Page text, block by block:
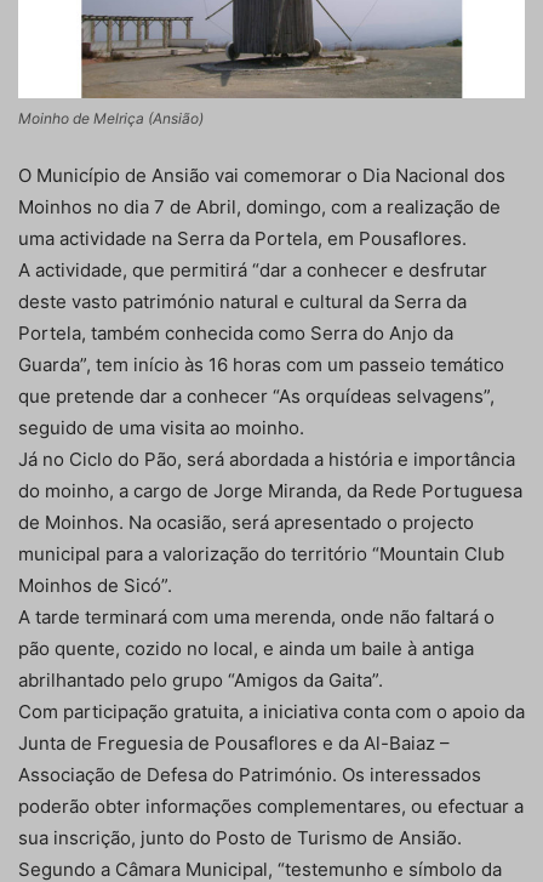
Moinho de Melriça (Ansião)
O Município de Ansião vai comemorar o Dia Nacional dos
Moinhos no dia 7 de Abril, domingo, com a realização de
uma actividade na Serra da Portela, em Pousaflores.
A actividade, que permitirá “dar a conhecer e desfrutar
deste vasto património natural e cultural da Serra da
Portela, também conhecida como Serra do Anjo da
Guarda”, tem início às 16 horas com um passeio temático
que pretende dar a conhecer “As orquídeas selvagens”,
seguido de uma visita ao moinho.
Já no Ciclo do Pão, será abordada a história e importância
do moinho, a cargo de Jorge Miranda, da Rede Portuguesa
de Moinhos. Na ocasião, será apresentado o projecto
municipal para a valorização do território “Mountain Club
Moinhos de Sicó”.
A tarde terminará com uma merenda, onde não faltará o
pão quente, cozido no local, e ainda um baile à antiga
abrilhantado pelo grupo “Amigos da Gaita”.
Com participação gratuita, a iniciativa conta com o apoio da
Junta de Freguesia de Pousaflores e da Al-Baiaz –
Associação de Defesa do Património. Os interessados
poderão obter informações complementares, ou efectuar a
sua inscrição, junto do Posto de Turismo de Ansião.
Segundo a Câmara Municipal, “testemunho e símbolo da